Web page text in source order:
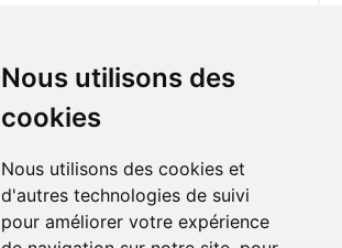
Nous utilisons des
cookies
Nous utilisons des cookies et
d'autres technologies de suivi
pour améliorer votre expérience
Suivez-nous sur Twitter